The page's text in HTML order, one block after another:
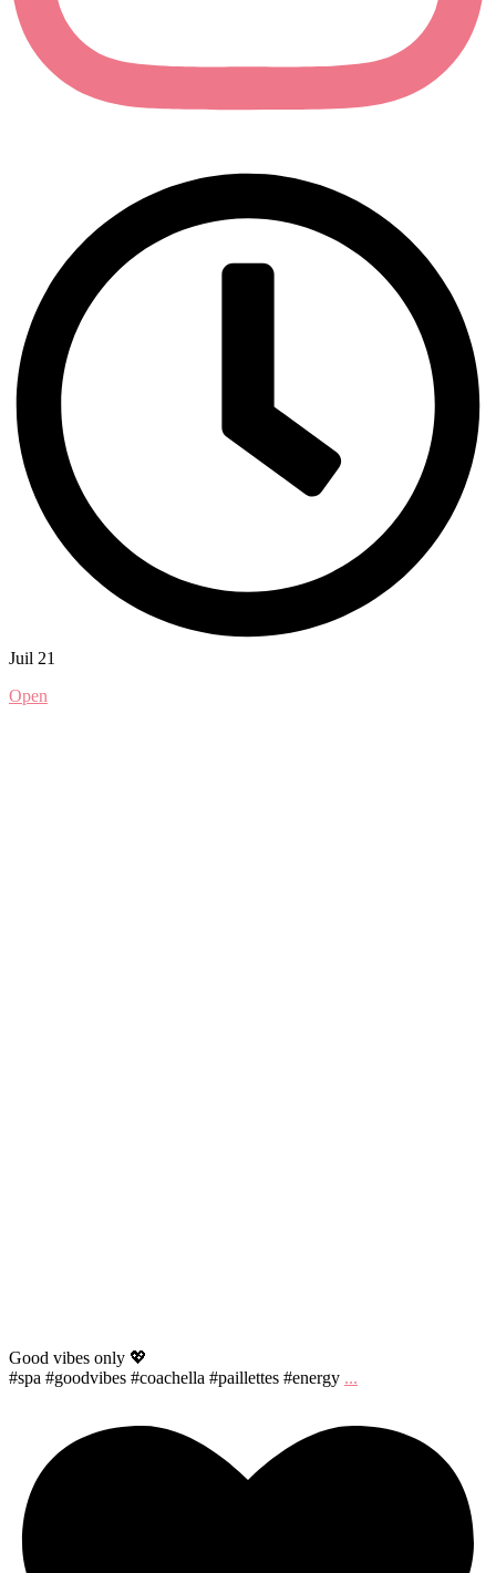
Juil 21
Open
Good vibes only 💖
#spa #goodvibes #coachella #paillettes #energy ...